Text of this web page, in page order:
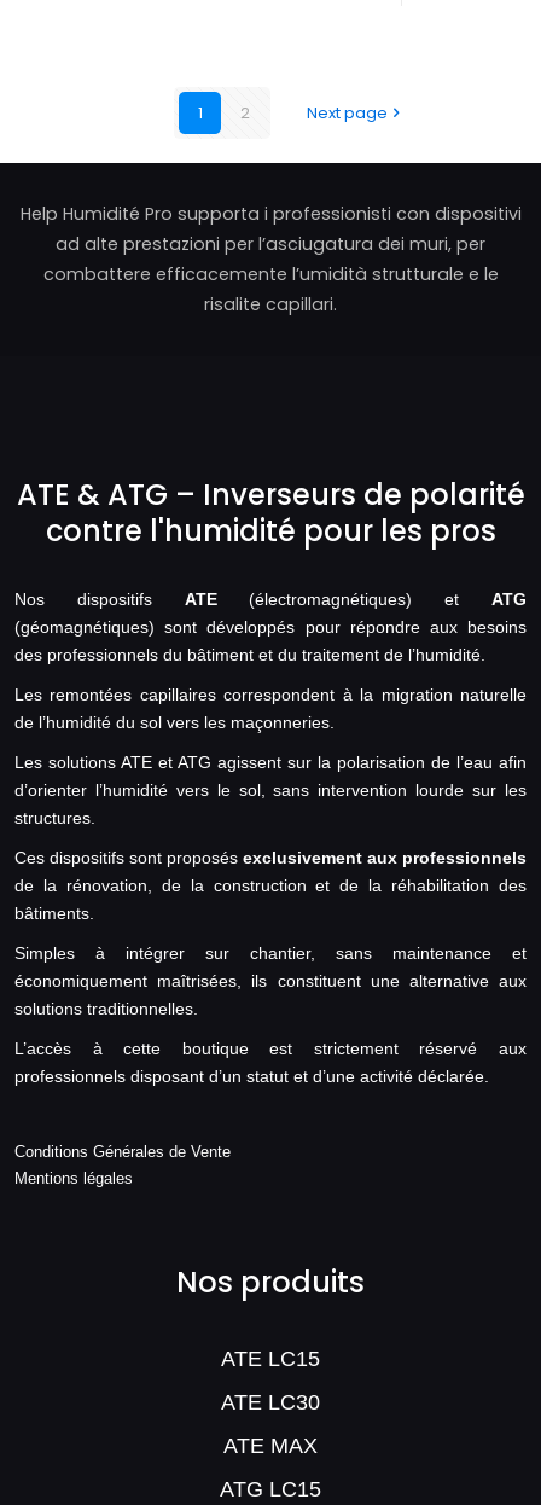
1 2 Next page
Help Humidité Pro supporta i professionisti con dispositivi
ad alte prestazioni per l’asciugatura dei muri, per
combattere efficacemente l’umidità strutturale e le
risalite capillari.
ATE & ATG – Inverseurs de polarité
contre l'humidité pour les pros
Nos dispositifs ATE(électromagnétiques) etATG
(géomagnétiques) sont développés pour répondre aux besoins
des professionnels du bâtiment et du traitement de l’humidité.
Les remontées capillaires correspondent à la migration naturelle
de l’humidité du sol vers les maçonneries.
Les solutions ATE et ATG agissent sur la polarisation de l’eau afin
d’orienter l’humidité vers le sol, sans intervention lourde sur les
structures.
Ces dispositifs sont proposés exclusivement aux professionnels
de la rénovation, de la construction et de la réhabilitation des
bâtiments.
Simples à intégrer sur chantier, sans maintenance et
économiquement maîtrisées, ils constituent une alternative aux
solutions traditionnelles.
L’accès à cette boutique est strictement réservé aux
professionnels disposant d’un statut et d’une activité déclarée.
Conditions Générales de Vente
Mentions légales
Nos produits
ATE LC15
ATE LC30
ATE MAX
ATG LC15